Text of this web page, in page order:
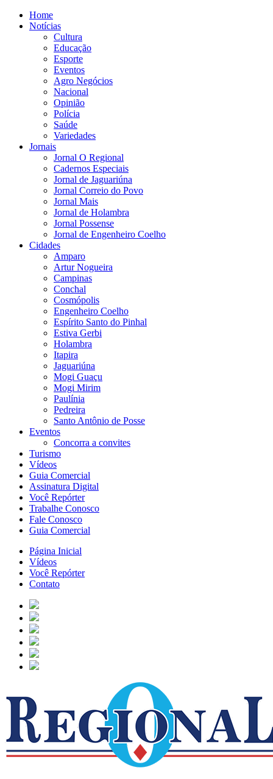
Home
Notícias
Cultura
Educação
Esporte
Eventos
Agro Negócios
Nacional
Opinião
Polícia
Saúde
Variedades
Jornais
Jornal O Regional
Cadernos Especiais
Jornal de Jaguariúna
Jornal Correio do Povo
Jornal Mais
Jornal de Holambra
Jornal Possense
Jornal de Engenheiro Coelho
Cidades
Amparo
Artur Nogueira
Campinas
Conchal
Cosmópolis
Engenheiro Coelho
Espírito Santo do Pinhal
Estiva Gerbi
Holambra
Itapira
Jaguariúna
Mogi Guaçu
Mogi Mirim
Paulínia
Pedreira
Santo Antônio de Posse
Eventos
Concorra a convites
Turismo
Vídeos
Guia Comercial
Assinatura Digital
Você Repórter
Trabalhe Conosco
Fale Conosco
Guia Comercial
Página Inicial
Vídeos
Você Repórter
Contato